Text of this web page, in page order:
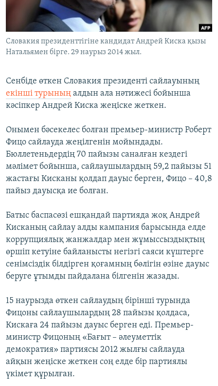
ЖАЗЫЛЫҢЫЗ
Басқа тілдерде
Словакия президенттігіне кандидат Андрей Киска қызы
Натальямен бірге. 29 наурыз 2014 жыл.
Сенбіде өткен Словакия президенті сайлауының
екінші турының алдын ала нәтижесі бойынша
кәсіпкер Андрей Киска жеңіске жеткен.
Онымен бәсекелес болған премьер-министр Роберт
Фицо сайлауда жеңілгенін мойындады.
Бюллетеньдердің 70 пайызы саналған кездегі
мәлімет бойынша, сайлаушылардың 59,2 пайызы 51
жастағы Кисканы қолдап дауыс берген, Фицо – 40,8
пайыз дауысқа ие болған.
Батыс баспасөзі ешқандай партияда жоқ Андрей
Кисканың сайлау алды кампания барысында елде
коррупциялық жанжалдар мен жұмыссыздықтың
өршіп кетуіне байланысты негізгі саяси күштерге
сенімсіздік білдірген қоғамның бөлігін өзіне дауыс
беруге ұтымды пайдалана білгенін жазады.
15 наурызда өткен сайлаудың бірінші турында
Фицоны сайлаушылардың 28 пайызы қолдаса,
Кискаға 24 пайызы дауыс берген еді. Премьер-
министр Фицоның «Бағыт – әлеуметтік
демократия» партиясы 2012 жылғы сайлауда
айқын жеңіске жеткен соң елде бір партиялы
үкімет құрылған.